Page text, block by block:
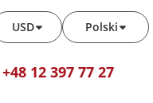
Polski
USD
+48 12 397 77 27